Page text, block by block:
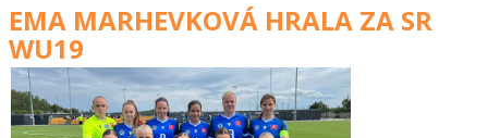
EMA MARHEVKOVÁ HRALA ZA SR
WU19